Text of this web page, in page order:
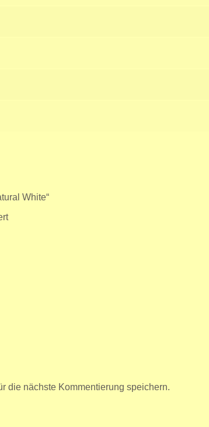
White“
die nächste Kommentierung speichern.